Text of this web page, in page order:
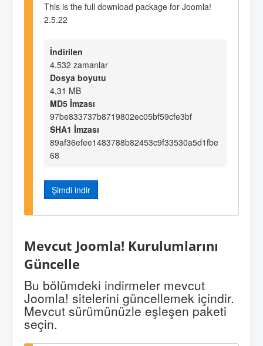
This is the full download package for Joomla!
2.5.22
İndirilen
4.532 zamanlar
Dosya boyutu
4,31 MB
MD5 İmzası
97be833737b8719802ec05bf59cfe3bf
SHA1 İmzası
89af36efee1483788b82453c9f33530a5d1fbe
68
Şimdi indir
Mevcut Joomla! Kurulumlarını
Güncelle
Bu bölümdeki indirmeler mevcut
Joomla! sitelerini güncellemek içindir.
Mevcut sürümünüzle eşleşen paketi
seçin.